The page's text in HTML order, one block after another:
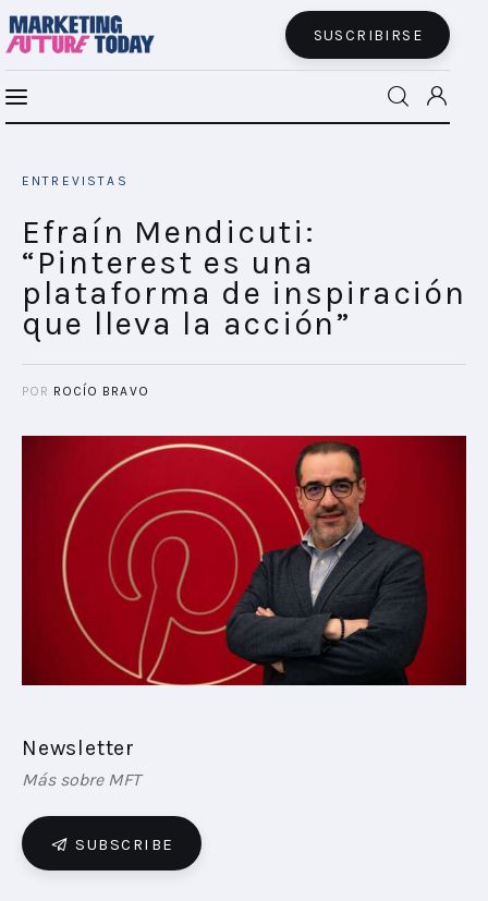
SUSCRIBIRSE
acción”
SHARE POSTMFT+
INSIGHTS
FUTURE BRAND LAB
CONECTADES
PODCAST
PLAYBOOKS
NOVEDADES DE LOS MIEMBROS
ENTREVISTAS
Efraín Mendicuti:
“Pinterest es una
plataforma de inspiración
que lleva la acción”
POR ROCÍO BRAVO
Newsletter
Más sobre MFT
SUBSCRIBE